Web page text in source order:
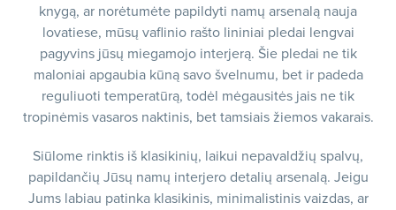
knygą, ar norėtumėte papildyti namų arsenalą nauja
lovatiese, mūsų vaflinio rašto lininiai pledai lengvai
pagyvins jūsų miegamojo interjerą. Šie pledai ne tik
maloniai apgaubia kūną savo švelnumu, bet ir padeda
reguliuoti temperatūrą, todėl mėgausitės jais ne tik
tropinėmis vasaros naktinis, bet tamsiais žiemos vakarais.
Siūlome rinktis iš klasikinių, laikui nepavaldžių spalvų,
papildančių Jūsų namų interjero detalių arsenalą. Jeigu
Jums labiau patinka klasikinis, minimalistinis vaizdas, ar